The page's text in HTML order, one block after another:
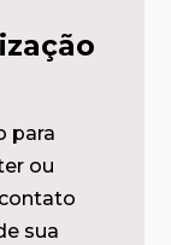
para
ou
sua